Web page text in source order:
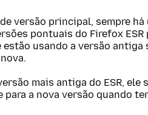
versão principal, sempre há
pontuais do Firefox ESR
usando a versão antiga
mais antiga do ESR, ele
a nova versão quando